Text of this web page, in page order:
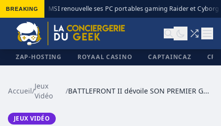
BREAKING MSI renouvelle ses PC portables gaming Raider et Cyborg
ZAP-HOSTING ROYAAL CASINO CAPTAINCAZ
Accueil/
Jeux
Vidéo
/ BATTLEFRONT II dévoile SON PREMIER GAMEPLAY
JEUX VIDÉO